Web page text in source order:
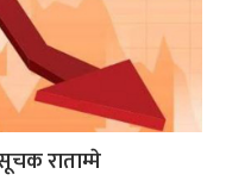
राताम्मे